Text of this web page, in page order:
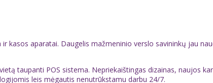
kasos aparatai. Daugelis mažmeninio verslo savininkų jau
taupanti POS sistema. Nepriekaištingas dizainas, naujos
leis mėgautis nenutrūkstamu darbu 24/7.